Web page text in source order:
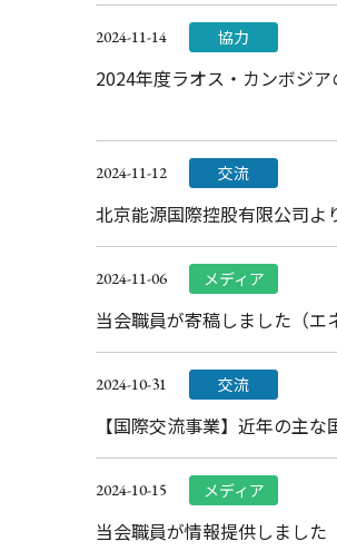
2024-11-14 協力
2024年度ラオス・カンボジ
2024-11-12 交流
北京能源国際控股有限公司よ
2024-11-06 メディア
当会職員が寄稿しました（エ
2024-10-31 交流
【国際交流事業】近年の主
2024-10-15 メディア
当会職員が情報提供しました